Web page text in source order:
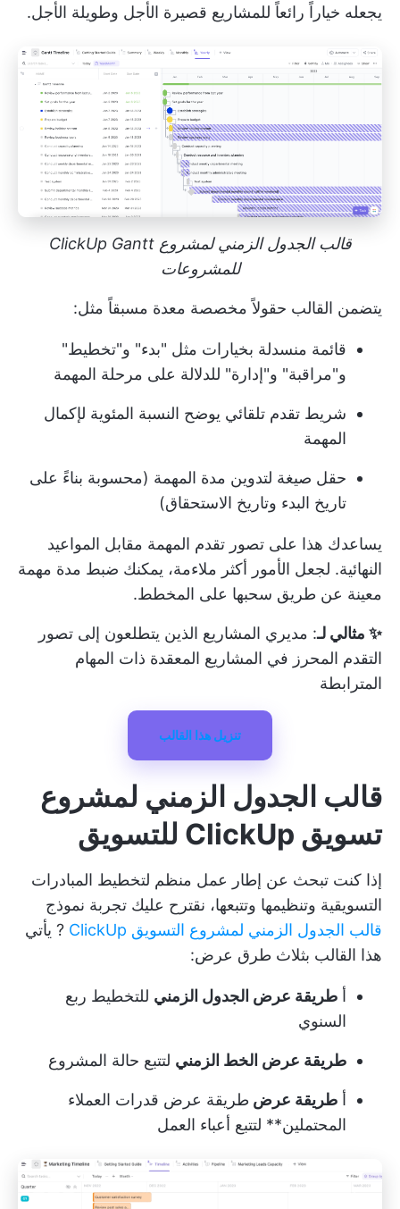
يجعله خياراً رائعاً للمشاريع قصيرة الأجل وطويلة الأجل.
قالب الجدول الزمني لمشروع ClickUp Gantt
للمشروعات
يتضمن القالب حقولاً مخصصة معدة مسبقاً مثل:
قائمة منسدلة بخيارات مثل "بدء" و"تخطيط"
و"مراقبة" و"إدارة" للدلالة على مرحلة المهمة
شريط تقدم تلقائي يوضح النسبة المئوية لإكمال
المهمة
حقل صيغة لتدوين مدة المهمة (محسوبة بناءً على
تاريخ البدء وتاريخ الاستحقاق)
يساعدك هذا على تصور تقدم المهمة مقابل المواعيد
النهائية. لجعل الأمور أكثر ملاءمة، يمكنك ضبط مدة مهمة
معينة عن طريق سحبها على المخطط.
✨ مثالي لـ: مديري المشاريع الذين يتطلعون إلى تصور
التقدم المحرز في المشاريع المعقدة ذات المهام
المترابطة
تنزيل هذا القالب
قالب الجدول الزمني لمشروع
تسويق ClickUp للتسويق
إذا كنت تبحث عن إطار عمل منظم لتخطيط المبادرات
التسويقية وتنظيمها وتتبعها، نقترح عليك تجربة نموذج
قالب الجدول الزمني لمشروع التسويق ClickUp
? يأتي
هذا القالب بثلاث طرق عرض:
أ طريقة عرض الجدول الزمني للتخطيط ربع
السنوي
طريقة عرض الخط الزمني لتتبع حالة المشروع
أ طريقة عرض طريقة عرض قدرات العملاء
المحتملين** لتتبع أعباء العمل